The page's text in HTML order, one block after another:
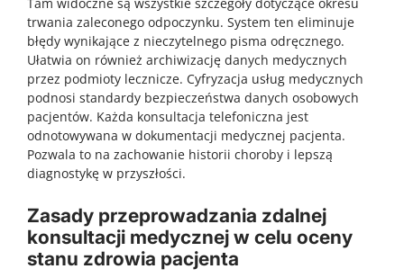
trwania zaleconego odpoczynku. System ten eliminuje
błędy wynikające z nieczytelnego pisma odręcznego.
Ułatwia on również archiwizację danych medycznych
przez podmioty lecznicze. Cyfryzacja usług medycznych
podnosi standardy bezpieczeństwa danych osobowych
pacjentów. Każda konsultacja telefoniczna jest
odnotowywana w dokumentacji medycznej pacjenta.
Pozwala to na zachowanie historii choroby i lepszą
diagnostykę w przyszłości.
Zasady przeprowadzania zdalnej
konsultacji medycznej w celu oceny
stanu zdrowia pacjenta